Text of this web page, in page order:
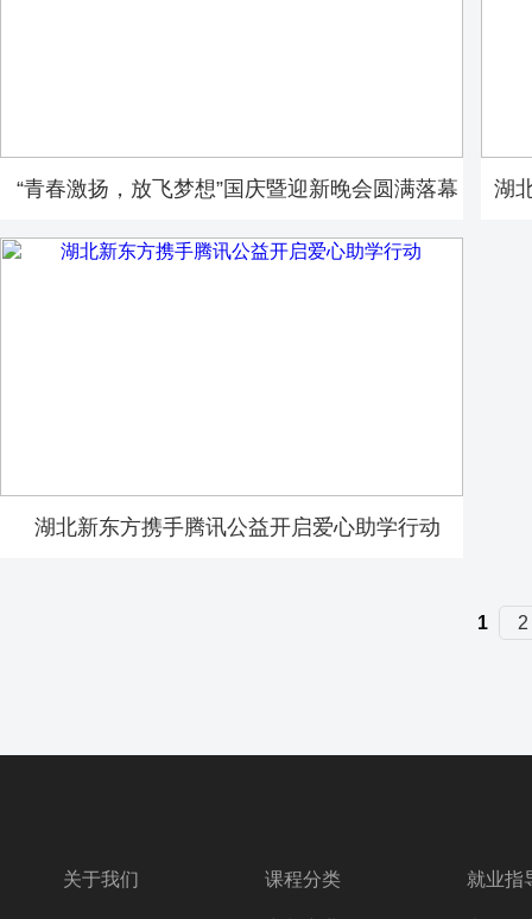
“青春激扬，放飞梦想”国庆暨迎新晚会圆满落幕 湖
​湖北新东方携手腾讯公益开启爱心助学行动
1 2
关于我们 课程分类 就业指